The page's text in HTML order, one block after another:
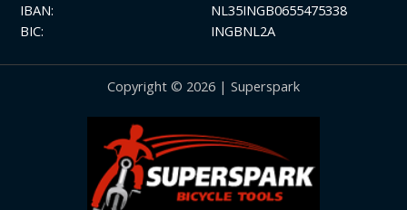
IBAN:
BIC:
NL35INGB0655475338
INGBNL2A
Copyright © 2026 | Superspark